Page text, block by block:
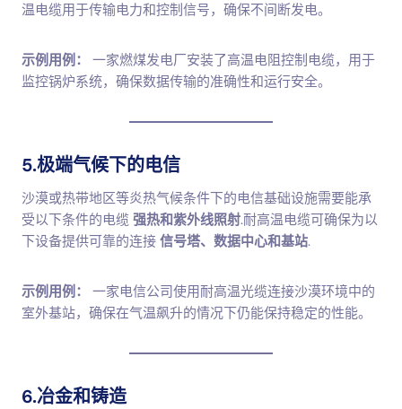
温电缆用于传输电力和控制信号，确保不间断发电。
示例用例：
一家燃煤发电厂安装了高温电阻控制电缆，用于
监控锅炉系统，确保数据传输的准确性和运行安全。
5.极端气候下的电信
沙漠或热带地区等炎热气候条件下的电信基础设施需要能承
受以下条件的电缆 强热和紫外线照射.耐高温电缆可确保为以
下设备提供可靠的连接 信号塔、数据中心和基站.
示例用例：
一家电信公司使用耐高温光缆连接沙漠环境中的
室外基站，确保在气温飙升的情况下仍能保持稳定的性能。
6.冶金和铸造